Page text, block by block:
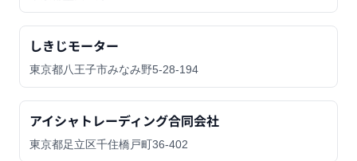
しきじモーター
東京都八王子市みなみ野5-28-194
アイシャトレーディング合同会社
東京都足立区千住橋戸町36-402